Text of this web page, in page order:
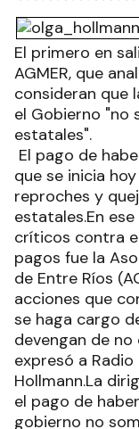
El primero en
AGMER, que
consideran que
el Gobierno "no
estatales".
El pago de
que se inicia
reproches y
estatales.En
críticos contra
pagos fue la
de Entre Ríos
acciones que
se haga cargo
devengan de
expresó a
Hollmann.La
el pago de
gobierno no